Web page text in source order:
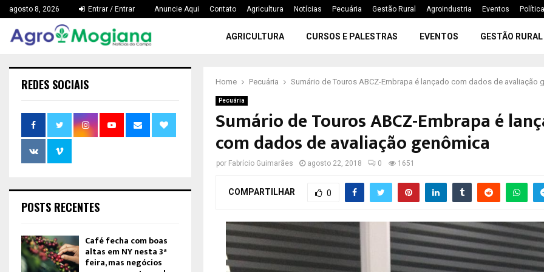
agosto 8, 2026 Entrar / Entrar Anuncie Aqui Contato Agricultura Notícias Pecuária Gestão Rural Agroindustria Eventos
AGRICULTURA CURSOS E PALESTRAS EVENTOS GESTÃO RURAL
Home Pecuária Sumário de Touros ABCZ-Embrapa é lançado com dados de avaliação
Pecuária
Sumário de Touros ABCZ-Embrapa é
com dados de avaliação genômica
por Fabrício Guimarães agosto 22, 2018 0 1651
COMPARTILHAR 0
REDES SOCIAIS
POSTS RECENTES
Café fecha com boas
altas em NY nesta 3ª
feira, mas negócios